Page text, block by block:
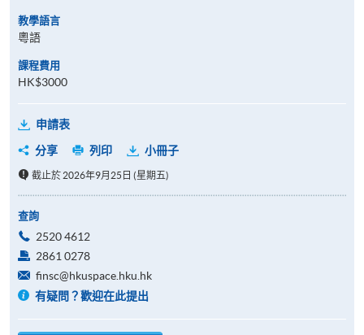
教學語言
粵語
課程費用
HK$3000
申請表
分享
列印 小冊子
截止於 2026年9月25日 (星期五)
查詢
2520 4612
2861 0278
finsc@hkuspace.hku.hk
有疑問？歡迎在此提出